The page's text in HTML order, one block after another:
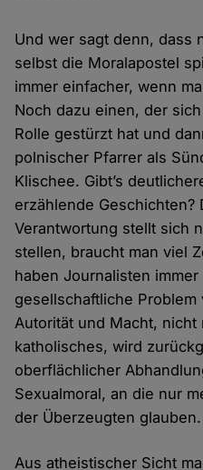
Und wer sagt denn, dass
selbst die Moralapostel
immer einfacher, wenn
Noch dazu einen, der
Rolle gestürzt hat und
polnischer Pfarrer als
Klischee. Gibt’s
erzählende Geschichten?
Verantwortung stellt sich
stellen, braucht man viel
haben Journalisten immer
gesellschaftliche
Autorität und Macht,
katholisches, wird
oberflächlicher
Sexualmoral, an die nur
der Überzeugten glauben.
Aus atheistischer Sicht